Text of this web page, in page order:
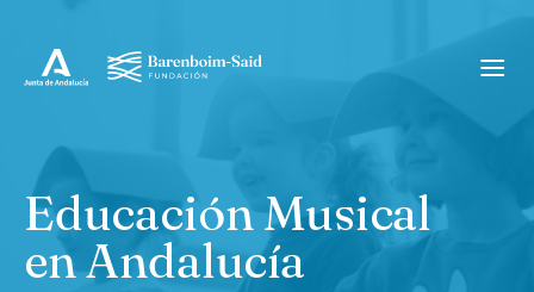
contenido
Educación Musical
en Andalucía